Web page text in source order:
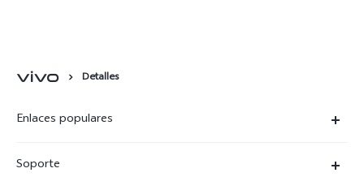
Detalles
Enlaces populares
Soporte